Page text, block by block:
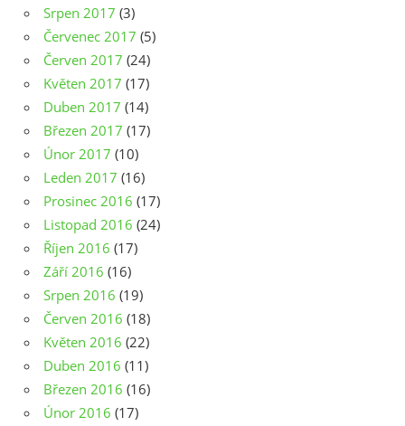
Srpen 2017 (3)
Červenec 2017 (5)
Červen 2017 (24)
Květen 2017 (17)
Duben 2017 (14)
Březen 2017 (17)
Únor 2017 (10)
Leden 2017 (16)
Prosinec 2016 (17)
Listopad 2016 (24)
Říjen 2016 (17)
Září 2016 (16)
Srpen 2016 (19)
Červen 2016 (18)
Květen 2016 (22)
Duben 2016 (11)
Březen 2016 (16)
Únor 2016 (17)